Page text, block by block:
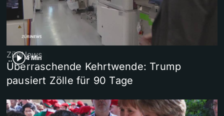
4 Min
ZüriNews
Überraschende Kehrtwende: Trump
pausiert Zölle für 90 Tage